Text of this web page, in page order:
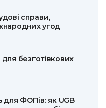
справи,
угод
безготівкових
для ФОПів: як UGB